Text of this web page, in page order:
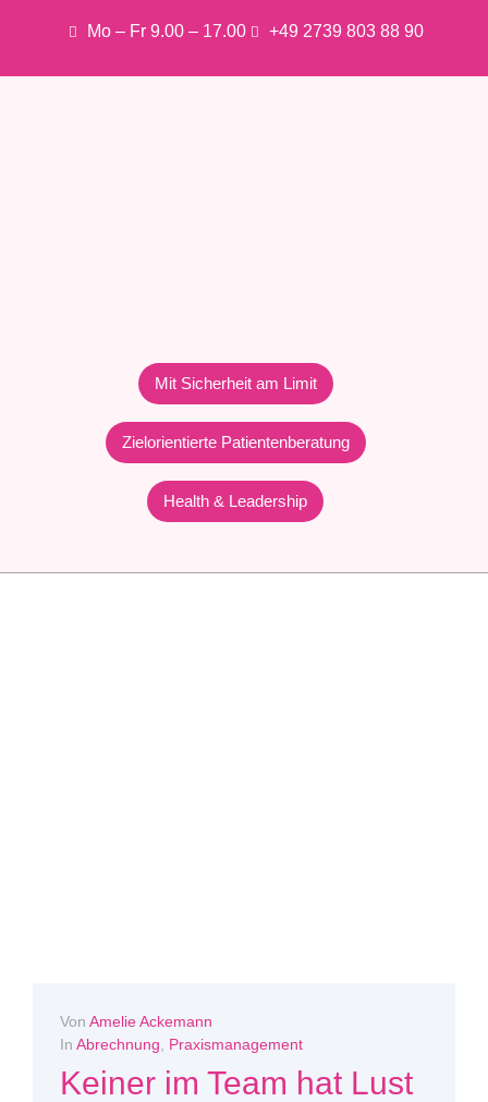
Mo – Fr 9.00 – 17.00 +49 2739 803 88 90
Mit Sicherheit am Limit
Zielorientierte Patientenberatung
Health & Leadership
Von Amelie Ackemann
In Abrechnung Praxismanagement
Keiner im Team hat Lust